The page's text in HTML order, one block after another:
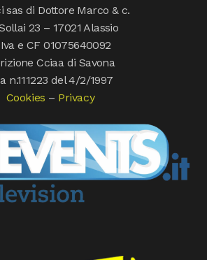
sas di Dottore Marco & c.
23 – 17021 Alassio
Iva e CF 01075640092
Cciaa di Savona
n.111223 del 4/2/1997
Cookies – Privacy